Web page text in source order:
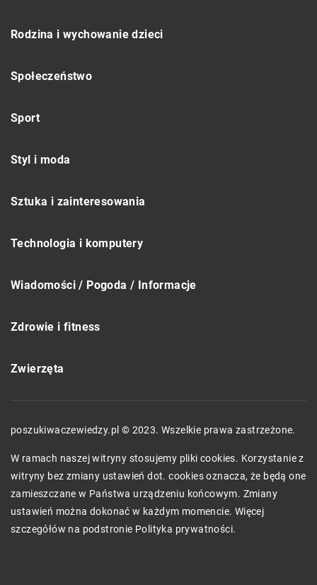
Rodzina i wychowanie dzieci
Społeczeństwo
Sport
Styl i moda
Sztuka i zainteresowania
Technologia i komputery
Wiadomości / Pogoda / Informacje
Zdrowie i fitness
Zwierzęta
poszukiwaczewiedzy.pl © 2023. Wszelkie prawa zastrzeżone.
W ramach naszej witryny stosujemy pliki cookies. Korzystanie z
witryny bez zmiany ustawień dot. cookies oznacza, że będą one
zamieszczane w Państwa urządzeniu końcowym. Zmiany
ustawień można dokonać w każdym momencie. Więcej
szczegółów na podstronie Polityka prywatności.